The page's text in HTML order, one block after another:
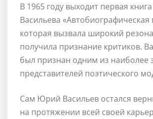
В 1965 году выходит первая
Васильева «Автобиографическая
которая вызвала широкий
получила признание критиков.
был признан одним из наиболее
представителей поэтического
Сам Юрий Васильев остался
на протяжении всей своей